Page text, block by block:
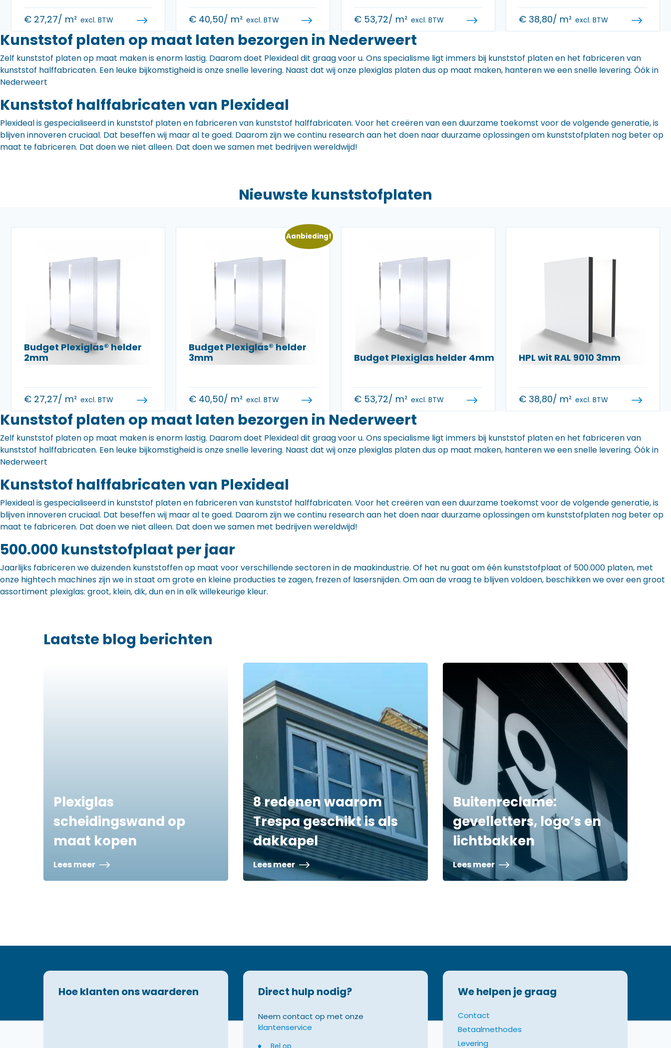
€27,27/ m² excl. BTW € 40,50/ m² excl. BTW €53,72/ m² excl. BTW € 38,80/ m² excl. BTW
Kunststof platen op maat laten bezorgen in Nederweert
Zelf kunststof platen op maat maken is enorm lastig. Daarom doet Plexideal dit graag voor u. Ons specialisme ligt immers bij kunststof platen en het fabriceren van
kunststof halffabricaten. Een leuke bijkomstigheid is onze snelle levering. Naast dat wij onze plexiglas platen dus op maat maken, hanteren we een snelle levering. Óók in
Nederweert
Kunststof halffabricaten van Plexideal
Plexideal is gespecialiseerd in kunststof platen en fabriceren van kunststof halffabricaten. Voor het creëren van een duurzame toekomst voor de volgende generatie, is
blijven innoveren cruciaal. Dat beseffen wij maar al te goed. Daarom zijn we continu research aan het doen naar duurzame oplossingen om kunststofplaten nog beter op
maat te fabriceren. Dat doen we niet alleen. Dat doen we samen met bedrijven wereldwijd!
Nieuwste kunststofplaten
Budget Plexiglas® helder
2mm
€27,27/ m² excl. BTW
Aanbieding!
Budget Plexiglas® helder
3mm
€ 40,50/ m² excl. BTW
Budget Plexiglas helder 4mm
€53,72/ m² excl. BTW
HPL wit RAL 9010 3mm
€ 38,80/ m² excl. BTW
Kunststof platen op maat laten bezorgen in Nederweert
Zelf kunststof platen op maat maken is enorm lastig. Daarom doet Plexideal dit graag voor u. Ons specialisme ligt immers bij kunststof platen en het fabriceren van
kunststof halffabricaten. Een leuke bijkomstigheid is onze snelle levering. Naast dat wij onze plexiglas platen dus op maat maken, hanteren we een snelle levering. Óók in
Nederweert
Kunststof halffabricaten van Plexideal
Plexideal is gespecialiseerd in kunststof platen en fabriceren van kunststof halffabricaten. Voor het creëren van een duurzame toekomst voor de volgende generatie, is
blijven innoveren cruciaal. Dat beseffen wij maar al te goed. Daarom zijn we continu research aan het doen naar duurzame oplossingen om kunststofplaten nog beter op
maat te fabriceren. Dat doen we niet alleen. Dat doen we samen met bedrijven wereldwijd!
500.000 kunststofplaat per jaar
Jaarlijks fabriceren we duizenden kunststoffen op maat voor verschillende sectoren in de maakindustrie. Of het nu gaat om één kunststofplaat of 500.000 platen, met
onze hightech machines zijn we in staat om grote en kleine producties te zagen, frezen of lasersnijden. Om aan de vraag te blijven voldoen, beschikken we over een groot
assortiment plexiglas: groot, klein, dik, dun en in elk willekeurige kleur.
Laatste blog berichten
Plexiglas
scheidingswand op
maat kopen
Lees meer
8 redenen waarom
Trespa geschikt is als
dakkapel
Lees meer
Buitenreclame:
gevelletters, logo’s en
lichtbakken
Lees meer
Hoe klanten ons waarderen Direct hulp nodig?
Neem contact op met onze
klantenservice
Bel op
We helpen je graag
Contact
Betaalmethodes
Levering